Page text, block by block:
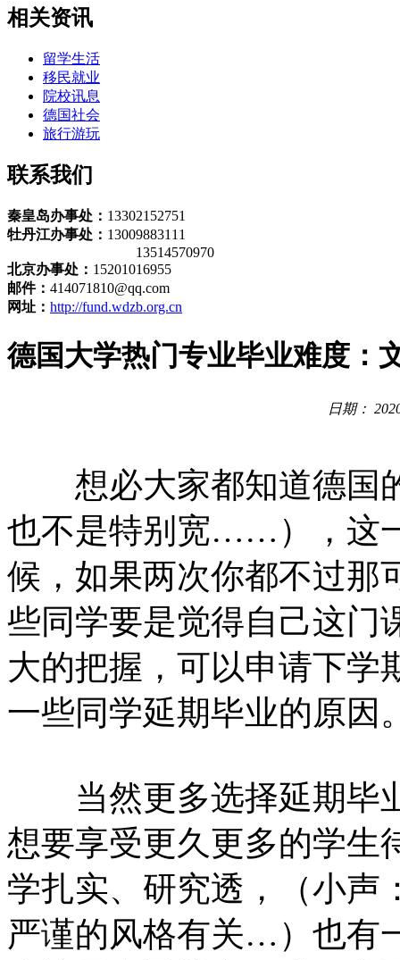
相关资讯
留学生活
移民就业
院校讯息
德国社会
旅行游玩
联系我们
秦皇岛办事处： 13302152751
牡丹江办事处： 13009883111
13514570970
北京办事处： 15201016955
邮件： 414071810@qq.com
网址： http://fund.wdzb.org.cn
德国大学热门专业毕业难度：
日期：
想必大家都知道德国
也不是特别宽……），这
候，如果两次你都不过
些同学要是觉得自己这门
大的把握，可以申请下学
一些同学延期毕业的原因
当然更多选择延期毕
想要享受更久更多的学生
学扎实、研究透，（小声
严谨的风格有关…）也有